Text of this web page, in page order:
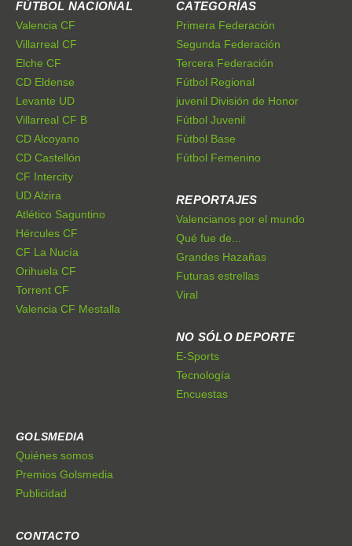
FÚTBOL NACIONAL
Valencia CF
Villarreal CF
Elche CF
CD Eldense
Levante UD
Villarreal CF B
CD Alcoyano
CD Castellón
CF Intercity
UD Alzira
Atlético Saguntino
Hércules CF
CF La Nucía
Orihuela CF
Torrent CF
Valencia CF Mestalla
CATEGORÍAS
Primera Federación
Segunda Federación
Tercera Federación
Fútbol Regional
juvenil División de Honor
Fútbol Juvenil
Fútbol Base
Fútbol Femenino
REPORTAJES
Valencianos por el mundo
Qué fue de...
Grandes Hazañas
Futuras estrellas
Viral
NO SÓLO DEPORTE
E-Sports
Tecnología
Encuestas
GOLSMEDIA
Quiénes somos
Premios Golsmedia
Publicidad
CONTACTO